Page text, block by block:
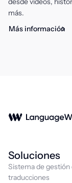
más.
Más información
Soluciones
Sistema de gestión
traducciones